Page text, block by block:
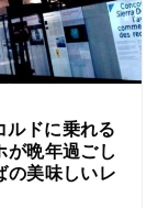
ルドに乗れる
が晩年過ごし
の美味しいレ